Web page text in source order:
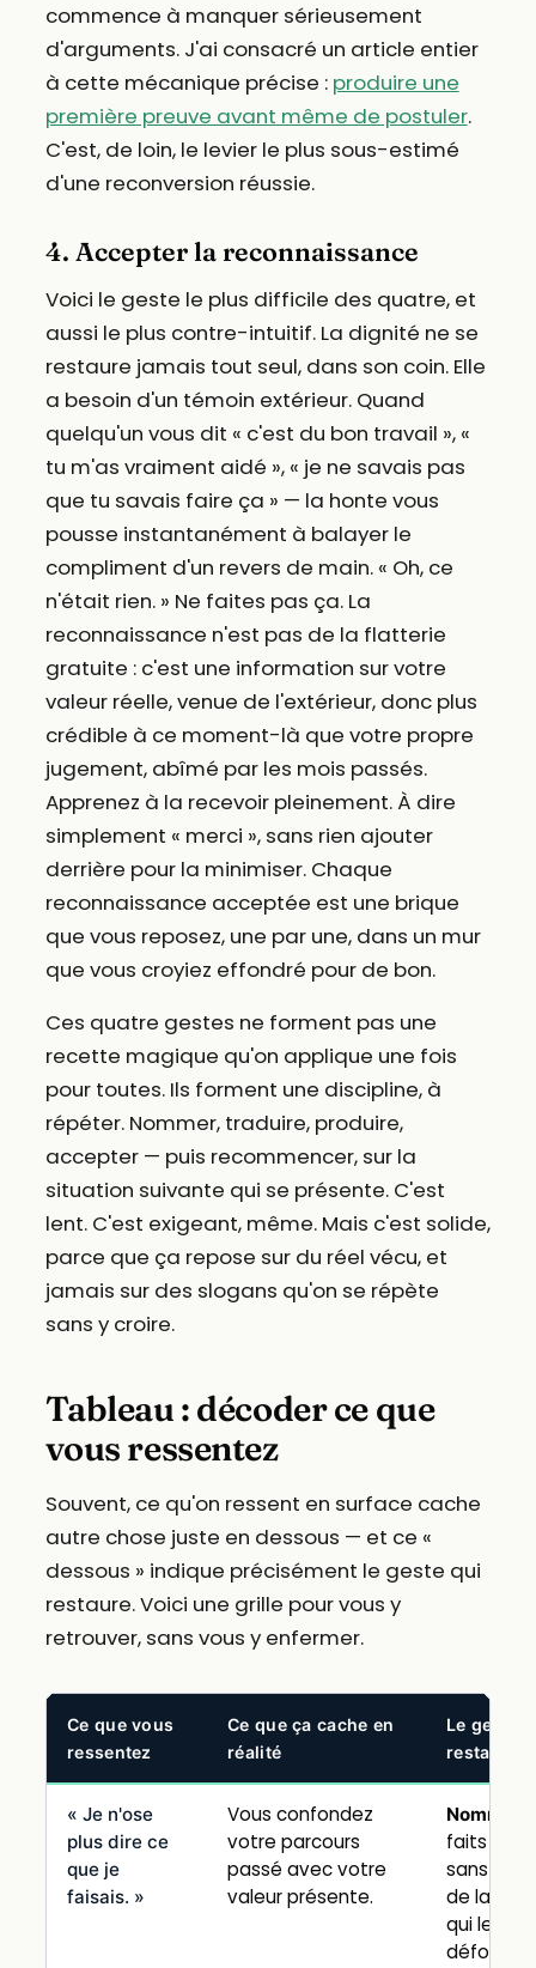
commence à manquer sérieusement
d'arguments. J'ai consacré un article entier
à cette mécanique précise : produire une
première preuve avant même de postuler.
C'est, de loin, le levier le plus sous-estimé
d'une reconversion réussie.
4. Accepter la reconnaissance
Voici le geste le plus difficile des quatre, et
aussi le plus contre-intuitif. La dignité ne se
restaure jamais tout seul, dans son coin. Elle
a besoin d'un témoin extérieur. Quand
quelqu'un vous dit « c'est du bon travail », «
tu m'as vraiment aidé », « je ne savais pas
que tu savais faire ça » — la honte vous
pousse instantanément à balayer le
compliment d'un revers de main. « Oh, ce
n'était rien. » Ne faites pas ça. La
reconnaissance n'est pas de la flatterie
gratuite : c'est une information sur votre
valeur réelle, venue de l'extérieur, donc plus
crédible à ce moment-là que votre propre
jugement, abîmé par les mois passés.
Apprenez à la recevoir pleinement. À dire
simplement « merci », sans rien ajouter
derrière pour la minimiser. Chaque
reconnaissance acceptée est une brique
que vous reposez, une par une, dans un mur
que vous croyiez effondré pour de bon.
Ces quatre gestes ne forment pas une
recette magique qu'on applique une fois
pour toutes. Ils forment une discipline, à
répéter. Nommer, traduire, produire,
accepter — puis recommencer, sur la
situation suivante qui se présente. C'est
lent. C'est exigeant, même. Mais c'est solide,
parce que ça repose sur du réel vécu, et
jamais sur des slogans qu'on se répète
sans y croire.
Tableau : décoder ce que
vous ressentez
Souvent, ce qu'on ressent en surface cache
autre chose juste en dessous — et ce «
dessous » indique précisément le geste qui
restaure. Voici une grille pour vous y
retrouver, sans vous y enfermer.
Ce que vous
ressentez
Ce que ça cache en
réalité
Le geste
restaure
« Je n'ose
plus dire ce
que je
faisais. »
Vous confondez
votre parcours
passé avec votre
valeur présente.
Nommer
faits
sans le
de la
qui les
déforme.